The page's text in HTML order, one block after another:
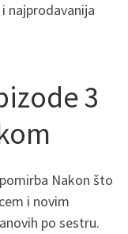
najprodavanija
3
Nakon što
i novim
po sestru.